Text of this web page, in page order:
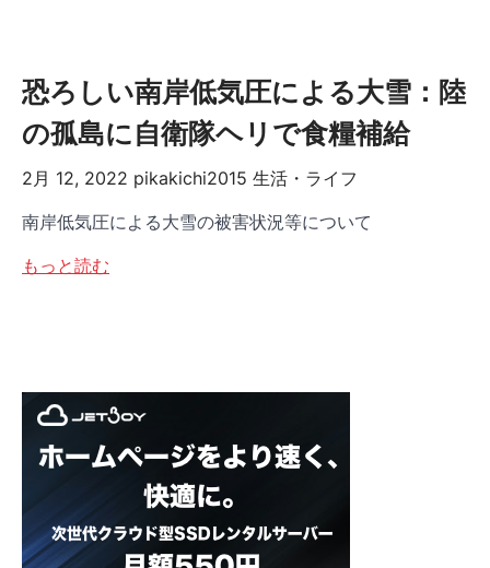
恐ろしい南岸低気圧による大雪：陸
の孤島に自衛隊ヘリで食糧補給
2月 12, 2022 pikakichi2015 生活・ライフ
南岸低気圧による大雪の被害状況等について
もっと読む